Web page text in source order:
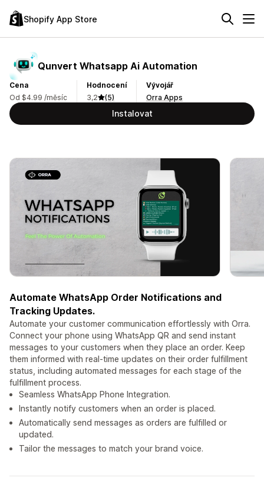
Shopify App Store
Qunvert Whatsapp Ai Automation
Cena
Od $4.99 /měsíc
Hodnocení
3,2
(5)
Vývojář
Orra Apps
Instalovat
Automate WhatsApp Order Notifications and
Tracking Updates.
Automate your customer communication effortlessly with Orra.
Connect your phone using WhatsApp QR and send instant
messages to your customers when they place an order. Keep
them informed with real-time updates on their order fulfillment
status, including automated messages for each stage of the
fulfillment process.
Seamless WhatsApp Phone Integration.
Instantly notify customers when an order is placed.
Automatically send messages as orders are fulfilled or
updated.
Tailor the messages to match your brand voice.